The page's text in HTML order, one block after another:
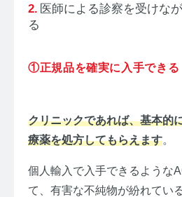
医師による診察を受けな
る
①正規品を確実に入手できる
クリニックであれば、基本的
療薬を処方してもらえます。
個人輸入で入手できるような
て、有害な不純物が紛れてい